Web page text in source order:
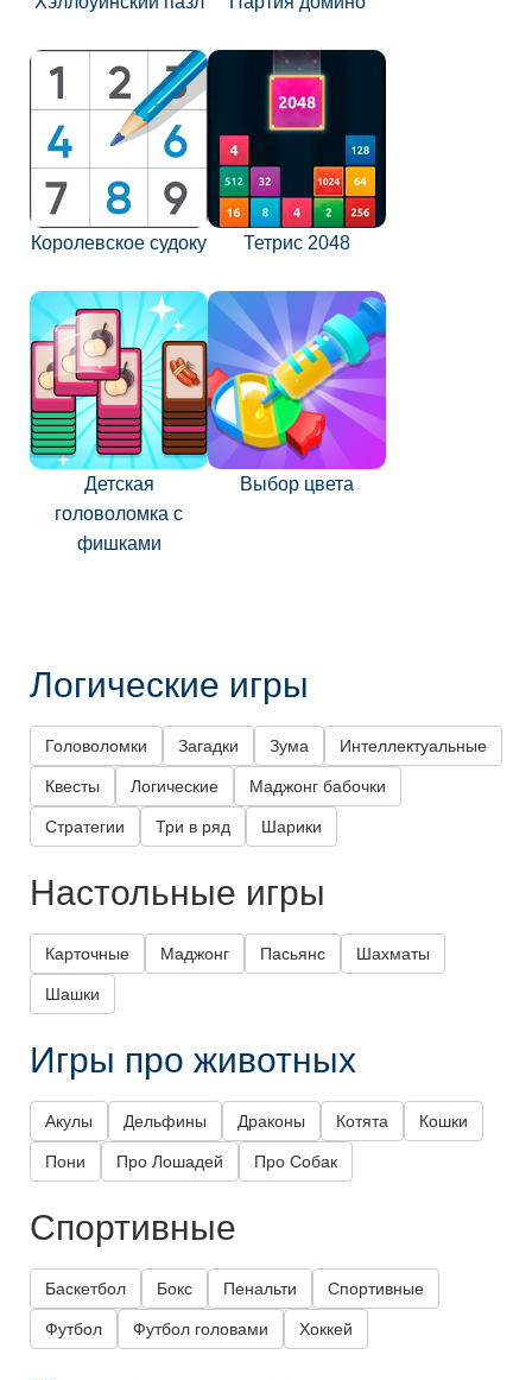
Королевское судоку Тетрис 2048
Детская
головоломка с
фишками
Выбор цвета
Логические игры
Головоломки Загадки Зума Интеллектуальные
Квесты Логические Маджонг бабочки
Стратегии Три в ряд Шарики
Настольные игры
Карточные Маджонг Пасьянс Шахматы
Шашки
Игры про животных
Акулы Дельфины Драконы Котята Кошки
Пони Про Лошадей Про Собак
Спортивные
Баскетбол Бокс Пенальти Спортивные
Футбол Футбол головами Хоккей